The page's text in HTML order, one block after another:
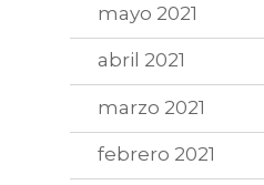
mayo 2021
abril 2021
marzo 2021
febrero 2021